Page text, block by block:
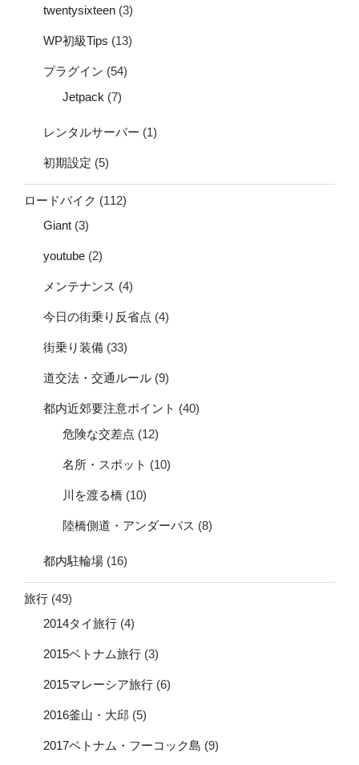
twentysixteen (3)
WP初級Tips (13)
プラグイン (54)
Jetpack (7)
レンタルサーバー (1)
初期設定 (5)
ロードバイク (112)
Giant (3)
youtube (2)
メンテナンス (4)
今日の街乗り反省点 (4)
街乗り装備 (33)
道交法・交通ルール (9)
都内近郊要注意ポイント (40)
危険な交差点 (12)
名所・スポット (10)
川を渡る橋 (10)
陸橋側道・アンダーパス (8)
都内駐輪場 (16)
旅行 (49)
2014タイ旅行 (4)
2015ベトナム旅行 (3)
2015マレーシア旅行 (6)
2016釜山・大邱 (5)
2017ベトナム・フーコック島 (9)